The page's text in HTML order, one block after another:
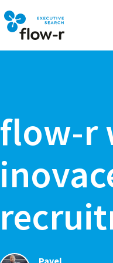
flow-r
Pavel